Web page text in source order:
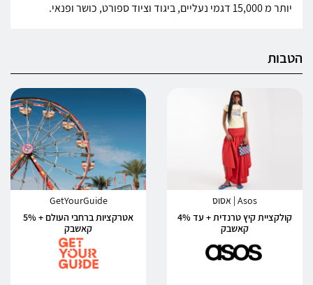
יותר מ 15,000 דגמי נעליים, ביגוד וציוד ספורט, כושר ופנאי.
הטבות
Asos | אסוס
קולקציית קיץ טרנדית + עד 4%
קאשבק
GetYourGuide
אטרקציות ברחבי העולם + 5%
קאשבק